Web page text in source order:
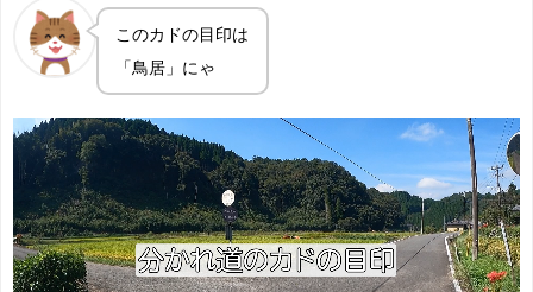
このカドの目印は
「鳥居」にゃ